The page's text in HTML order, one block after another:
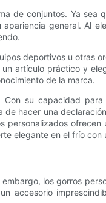
de conjuntos. Ya sea
general. Al
deportivos u otras
artículo práctico y
de la marca.
su capacidad
hacer una
personalizados
elegante en el frío con
los gorros
accesorio